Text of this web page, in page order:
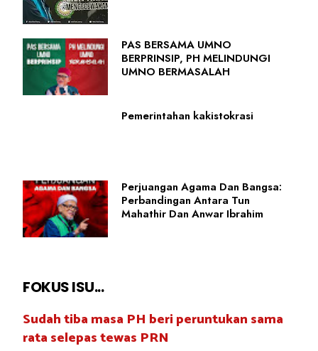
PAS BERSAMA UMNO
BERPRINSIP, PH MELINDUNGI
UMNO BERMASALAH
Pemerintahan kakistokrasi
Perjuangan Agama Dan Bangsa:
Perbandingan Antara Tun
Mahathir Dan Anwar Ibrahim
FOKUS ISU...
Sudah tiba masa PH beri peruntukan sama
rata selepas tewas PRN